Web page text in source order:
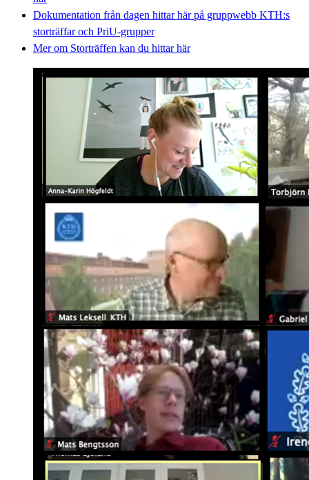
Dokumentation från dagen hittar här på gruppwebb KTH:s
storträffar och PriU-grupper
​​​​​​​Mer om Storträffen kan du hittar här